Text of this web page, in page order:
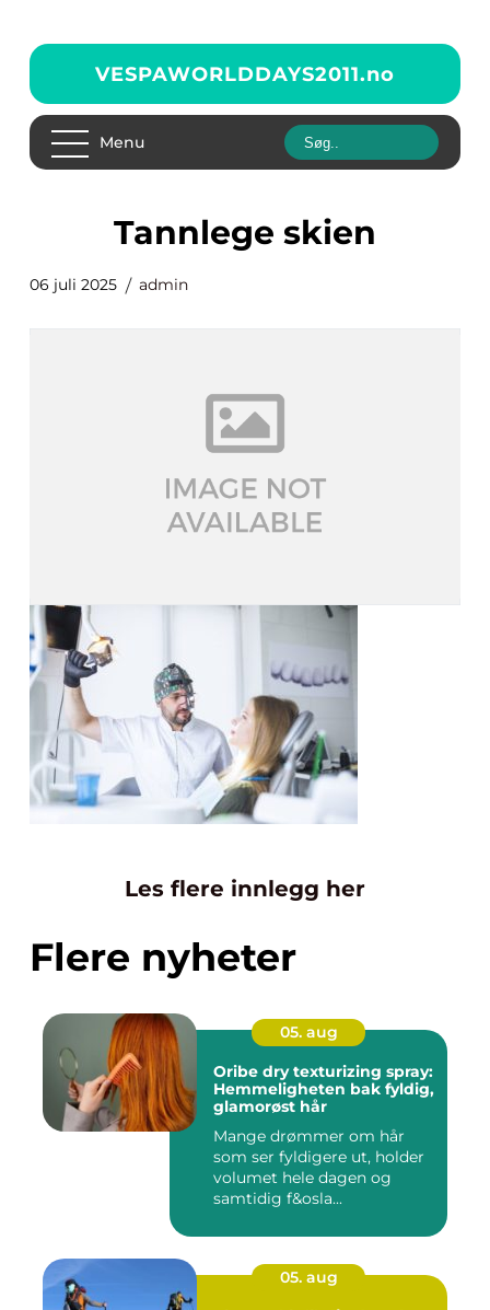
VESPAWORLDDAYS2011.no
Menu
tannlege skien
06 juli 2025 admin
Les flere innlegg her
Flere nyheter
05. aug
Oribe dry texturizing spray:
Hemmeligheten bak fyldig,
glamorøst hår
Mange drømmer om hår
som ser fyldigere ut, holder
volumet hele dagen og
samtidig f&osla...
05. aug